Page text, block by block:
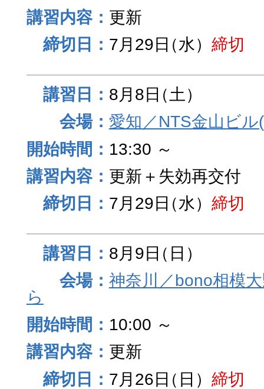
更新
7月29日（水） 締切
8月8日（土）
愛知／NTS金山ビ
13:30 ～
更新＋失効再交付
7月29日（水） 締切
8月9日（日）
神奈川／bono相模
ら
10:00 ～
更新
7月26日（日） 締切